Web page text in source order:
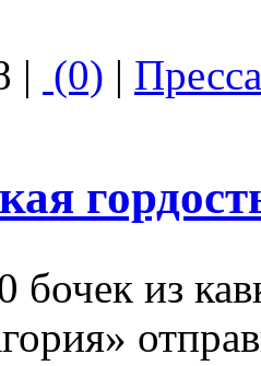
| (0) | Пресса
бочек из